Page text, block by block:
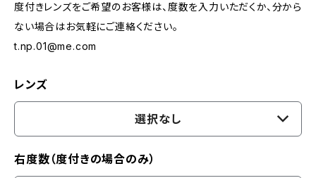
度付きレンズをご希望のお客様は、度数を入力いただくか、分から
ない場合はお気軽にご連絡ください。
t.np.01@me.com
レンズ
選択なし
右度数（度付きの場合のみ）